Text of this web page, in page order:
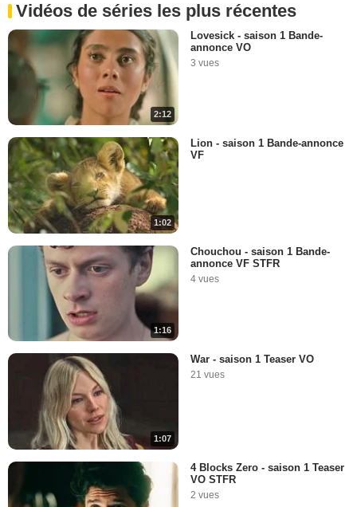
Vidéos de séries les plus récentes
2:12
Lovesick - saison 1 Bande-
annonce VO
3 vues
1:02
Lion - saison 1 Bande-annonce
VF
1:16
Chouchou - saison 1 Bande-
annonce VF STFR
4 vues
1:07
War - saison 1 Teaser VO
21 vues
4 Blocks Zero - saison 1 Teaser
VO STFR
2 vues